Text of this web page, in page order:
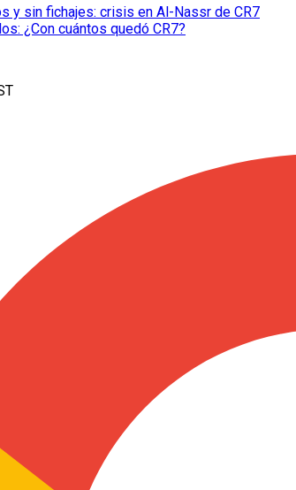
y sin fichajes: crisis en Al-Nassr de CR7
¿Con cuántos quedó CR7?